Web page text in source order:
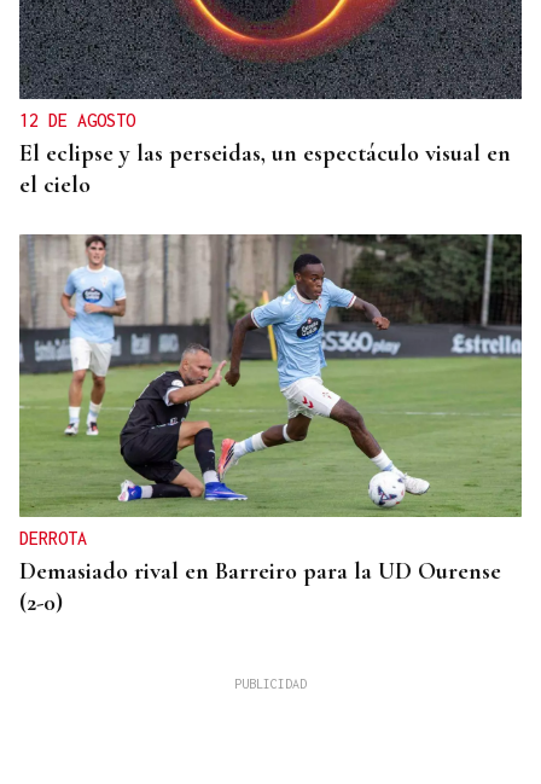
12 DE AGOSTO
El eclipse y las perseidas, un espectáculo visual en
el cielo
DERROTA
Demasiado rival en Barreiro para la UD Ourense
(2-0)